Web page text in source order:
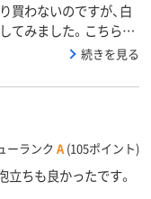
買わないのですが、白
てみました。こちらは
りと洗えてとても良い
いままを維持したい場
おすすめです。
続きを見る
ーランク A (105ポイント)
ちも良かったです。